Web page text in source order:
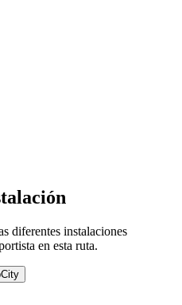
diferentes instalaciones
en esta ruta.